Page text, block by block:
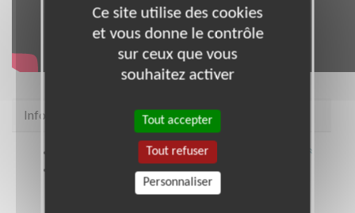
Infos pratiques
https://www.ordredemaltefrance.org/
* TOUT LE DEPARTEMENT (35)
Ce site utilise des cookies
et vous donne le contrôle
sur ceux que vous
souhaitez activer
Tout accepter
Tout refuser
Personnaliser